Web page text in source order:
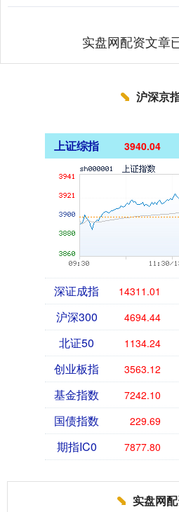
实盘网配资文章
沪深京
上证综指 3940.04
深证成指 14311.01
沪深300 4694.44
北证50 1134.24
创业板指 3563.12
基金指数 7242.10
国债指数 229.69
期指IC0 7877.80
实盘网